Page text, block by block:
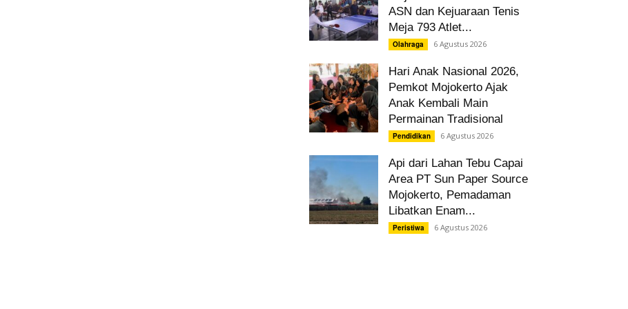
ASN dan Kejuaraan Tenis
Meja 793 Atlet...
Olahraga 6 Agustus 2026
Hari Anak Nasional 2026,
Pemkot Mojokerto Ajak
Anak Kembali Main
Permainan Tradisional
Pendidikan 6 Agustus 2026
Api dari Lahan Tebu Capai
Area PT Sun Paper Source
Mojokerto, Pemadaman
Libatkan Enam...
Peristiwa 6 Agustus 2026